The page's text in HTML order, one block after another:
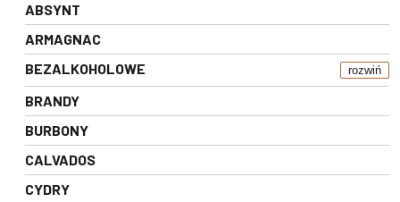
ABSYNT
ARMAGNAC
BEZALKOHOLOWE
rozwiń
BRANDY
BURBONY
CALVADOS
CYDRY